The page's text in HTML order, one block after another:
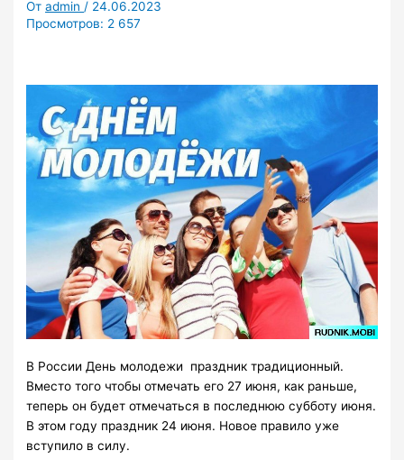
Отadmin / 24.06.2023
Просмотров: 2 657
В России День молодежи праздник традиционный.
Вместо того чтобы отмечать его 27 июня, как раньше,
теперь он будет отмечаться в последнюю субботу июня.
В этом году праздник 24 июня. Новое правило уже
вступило в силу.